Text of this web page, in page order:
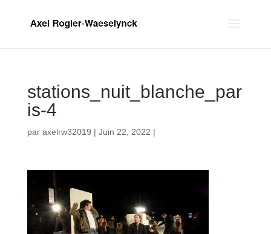
stations_nuit_blanche_par
is-4
par axelrw32019 | Juin 22, 2022 |